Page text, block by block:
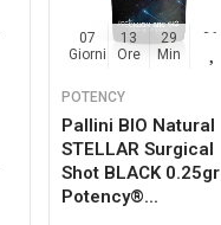
07
Giorni
13
Ore
29
Min
35
POTENCY
Pallini BIO Natural
STELLAR Surgical
Shot BLACK 0.25gr
Potency®...